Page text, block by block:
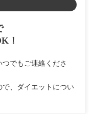
！
でもご連絡くださ
で、ダイエットについ